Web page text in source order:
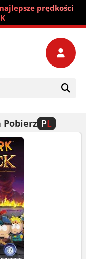
prędkości
Pobierz PL